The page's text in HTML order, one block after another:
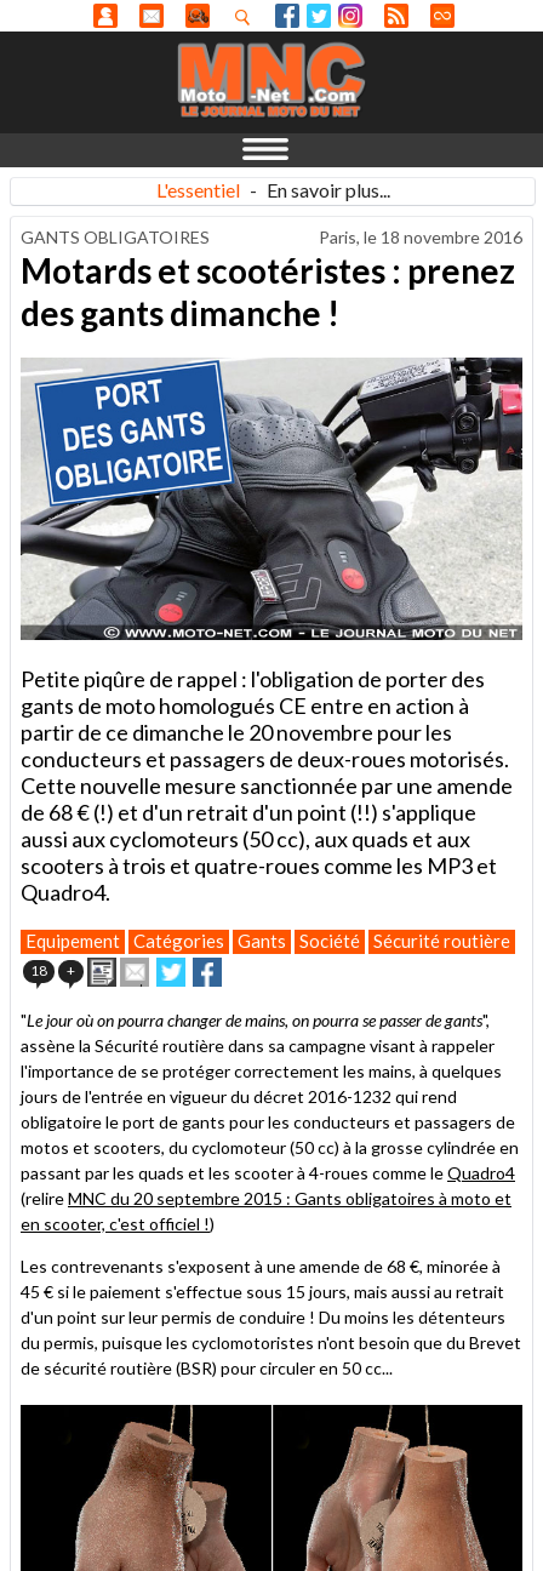
L'essentiel - En savoir plus...
GANTS OBLIGATOIRES Paris, le 18 novembre 2016
Motards et scootéristes : prenez
des gants dimanche !
Petite piqûre de rappel : l'obligation de porter des
gants de moto homologués CE entre en action à
partir de ce dimanche le 20 novembre pour les
conducteurs et passagers de deux-roues motorisés.
Cette nouvelle mesure sanctionnée par une amende
de 68 € (!) et d'un retrait d'un point (!!) s'applique
aussi aux cyclomoteurs (50 cc), aux quads et aux
scooters à trois et quatre-roues comme les MP3 et
Quadro4.
Equipement Catégories Gants Société Sécurité routière
18 + ImprimerEnvoyer
cet
à
un
ami
Partager
sur
sur
"Le jour où on pourra changer de mains, on pourra se passer de gants",
assène la Sécurité routière dans sa campagne visant à rappeler
l'importance de se protéger correctement les mains, à quelques
jours de l'entrée en vigueur du décret 2016-1232 qui rend
obligatoire le port de gants pour les conducteurs et passagers de
motos et scooters, du cyclomoteur (50 cc) à la grosse cylindrée en
passant par les quads et les scooter à 4-roues comme leQuadro4
(relireMNC du 20 septembre 2015 : Gants obligatoires à moto et
en scooter, c'est officiel !)
Les contrevenants s'exposent à une amende de 68 €, minorée à
45 € si le paiement s'effectue sous 15 jours, mais aussi au retrait
d'un point sur leur permis de conduire ! Du moins les détenteurs
du permis, puisque les cyclomotoristes n'ont besoin que du Brevet
de sécurité routière (BSR) pour circuler en 50 cc...